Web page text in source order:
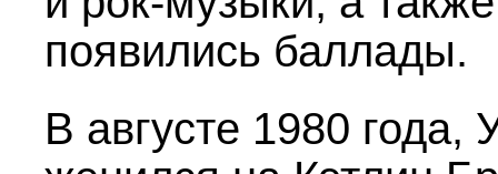
появились баллады.
В августе 1980 года,